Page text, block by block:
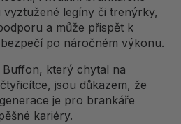
vyztužené legíny či trenýrky,
a může přispět k
po náročném výkonu.
Buffon, který chytal na
jsou důkazem, že
je pro brankáře
kariéry.